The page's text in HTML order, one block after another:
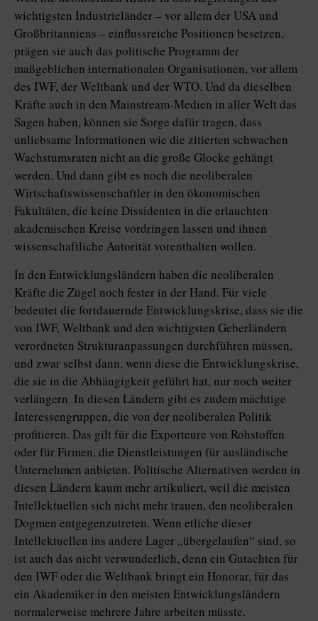
wichtigsten Industrieländer – vor allem der USA und
Großbritanniens – einflussreiche Positionen besetzen,
prägen sie auch das politische Programm der
maßgeblichen internationalen Organisationen, vor allem
des IWF, der Weltbank und der WTO. Und da dieselben
Kräfte auch in den Mainstream-Medien in aller Welt das
Sagen haben, können sie Sorge dafür tragen, dass
unliebsame Informationen wie die zitierten schwachen
Wachstumsraten nicht an die große Glocke gehängt
werden. Und dann gibt es noch die neoliberalen
Wirtschaftswissenschaftler in den ökonomischen
Fakultäten, die keine Dissidenten in die erlauchten
akademischen Kreise vordringen lassen und ihnen
wissenschaftliche Autorität vorenthalten wollen.
In den Entwicklungsländern haben die neoliberalen
Kräfte die Zügel noch fester in der Hand. Für viele
bedeutet die fortdauernde Entwicklungskrise, dass sie die
von IWF, Weltbank und den wichtigsten Geberländern
verordneten Strukturanpassungen durchführen müssen,
und zwar selbst dann, wenn diese die Entwicklungskrise,
die sie in die Abhängigkeit geführt hat, nur noch weiter
verlängern. In diesen Ländern gibt es zudem mächtige
Interessengruppen, die von der neoliberalen Politik
profitieren. Das gilt für die Exporteure von Rohstoffen
oder für Firmen, die Dienstleistungen für ausländische
Unternehmen anbieten. Politische Alternativen werden in
diesen Ländern kaum mehr artikuliert, weil die meisten
Intellektuellen sich nicht mehr trauen, den neoliberalen
Dogmen entgegenzutreten. Wenn etliche dieser
Intellektuellen ins andere Lager „übergelaufen“ sind, so
ist auch das nicht verwunderlich, denn ein Gutachten für
den IWF oder die Weltbank bringt ein Honorar, für das
ein Akademiker in den meisten Entwicklungsländern
normalerweise mehrere Jahre arbeiten müsste.